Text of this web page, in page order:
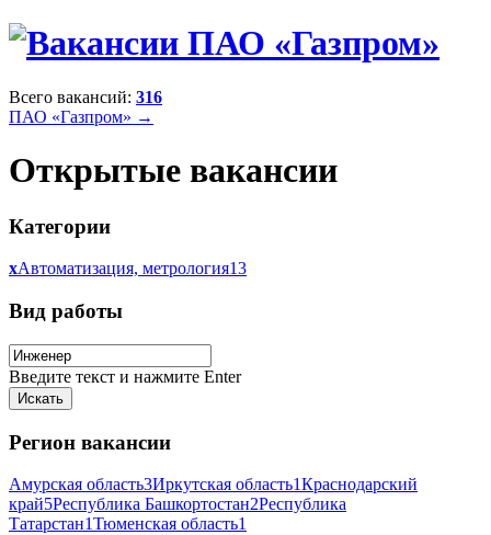
Всего вакансий: 316
ПАО «Газпром» →
Открытые вакансии
Категории
xАвтоматизация, метрология13
Вид работы
Введите текст и нажмите Enter
Регион вакансии
Амурская область3Иркутская область1Краснодарский
край5Республика Башкортостан2Республика
Татарстан1Тюменская область1